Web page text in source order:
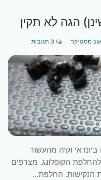
הגה לא תקין
וקיה מהעשור
הקופלונג. מצרפים
הנקישות. החלפת…